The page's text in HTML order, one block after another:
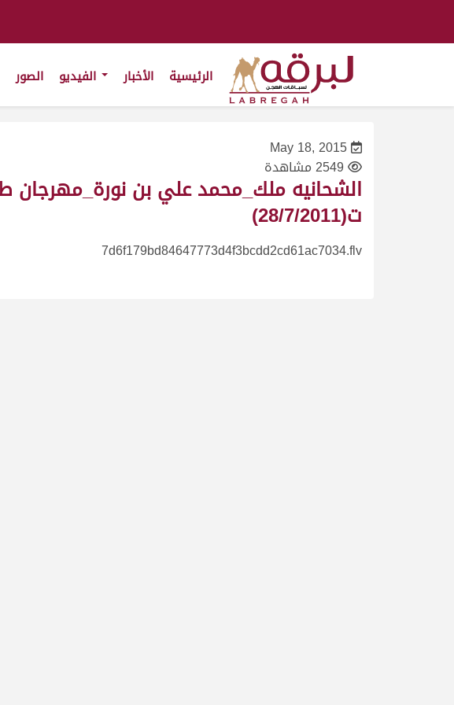
الرئيسية الأخبار الصور
May 18, 2015
2549 مشاهدة
ت(28/7/2011)
7d6f179bd84647773d4f3bcdd2cd61ac7034.flv